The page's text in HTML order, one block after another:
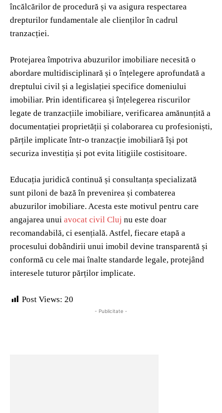
încălcărilor de procedură și va asigura respectarea
drepturilor fundamentale ale clienților în cadrul
tranzacției.
Protejarea împotriva abuzurilor imobiliare necesită o
abordare multidisciplinară și o înțelegere aprofundată a
dreptului civil și a legislației specifice domeniului
imobiliar. Prin identificarea și înțelegerea riscurilor
legate de tranzacțiile imobiliare, verificarea amănunțită a
documentației proprietății și colaborarea cu profesioniști,
părțile implicate într-o tranzacție imobiliară își pot
securiza investiția și pot evita litigiile costisitoare.
Educația juridică continuă și consultanța specializată
sunt piloni de bază în prevenirea și combaterea
abuzurilor imobiliare. Acesta este motivul pentru care
angajarea unui avocat civil Cluj nu este doar
recomandabilă, ci esențială. Astfel, fiecare etapă a
procesului dobândirii unui imobil devine transparentă și
conformă cu cele mai înalte standarde legale, protejând
interesele tuturor părților implicate.
Post Views: 20
- Publicitate -